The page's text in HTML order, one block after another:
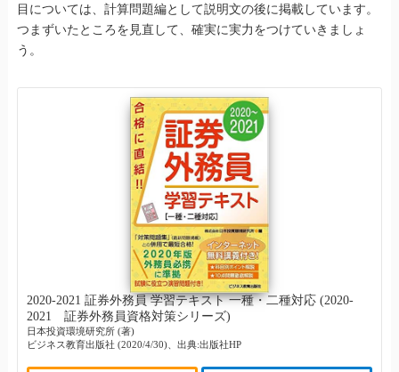
目については、計算問題編として説明文の後に掲載しています。
つまずいたところを見直して、確実に実力をつけていきましょ
う。
2020-2021 証券外務員 学習テキスト 一種・二種対応 (2020-
2021 証券外務員資格対策シリーズ)
日本投資環境研究所 (著)
ビジネス教育出版社 (2020/4/30)、出典:出版社HP